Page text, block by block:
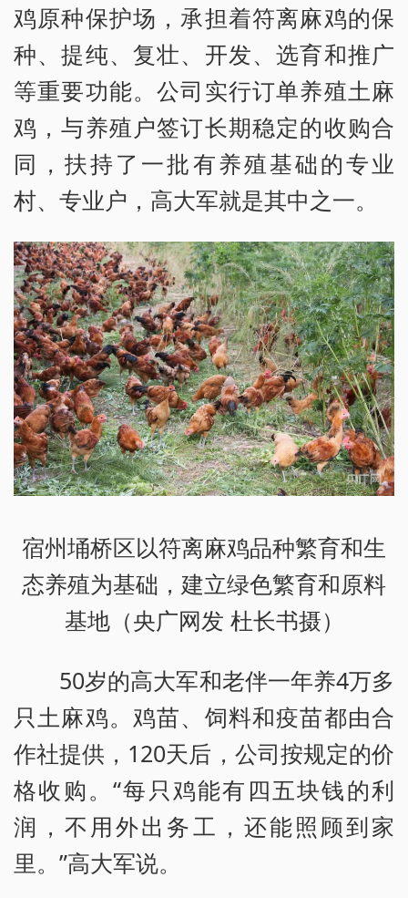
鸡原种保护场，承担着符离麻鸡的保
种、提纯、复壮、开发、选育和推广
等重要功能。公司实行订单养殖土麻
鸡，与养殖户签订长期稳定的收购合
同，扶持了一批有养殖基础的专业
村、专业户，高大军就是其中之一。
宿州埇桥区以符离麻鸡品种繁育和生
态养殖为基础，建立绿色繁育和原料
基地（央广网发 杜长书摄）
50岁的高大军和老伴一年养4万多
只土麻鸡。鸡苗、饲料和疫苗都由合
作社提供，120天后，公司按规定的价
格收购。“每只鸡能有四五块钱的利
润，不用外出务工，还能照顾到家
里。”高大军说。